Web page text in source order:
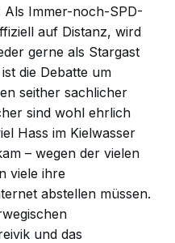
Als Immer-noch-SPD-
auf Distanz, wird
gerne als Stargast
die Debatte um
seither sachlicher
sind wohl ehrlich
Hass im Kielwasser
– wegen der vielen
viele ihre
abstellen müssen.
und das